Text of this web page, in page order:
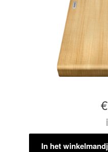
In het